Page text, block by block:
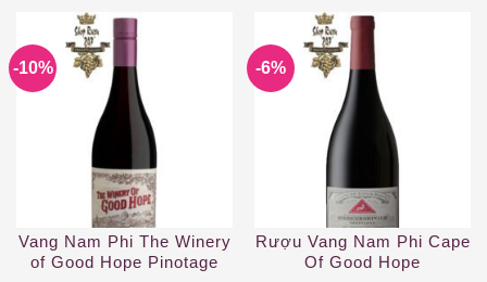
sao
sao
-10%
Vang Nam Phi The Winery
of Good Hope Pinotage
-6%
Rượu Vang Nam Phi Cape
Of Good Hope